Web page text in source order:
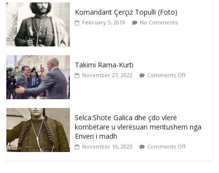
Komandant Çerçiz Topulli (Foto)
February 5, 2019 No Comments
Takimi Rama-Kurti
November 27, 2022 Comments Off
Selca:Shote Galica dhe çdo vlerë
kombëtare u vlerësuan meritushem nga
Enveri i madh
November 10, 2023 Comments Off